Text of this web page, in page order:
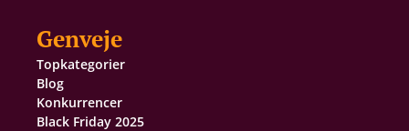
Genveje
Topkategorier
Blog
Konkurrencer
Black Friday 2025